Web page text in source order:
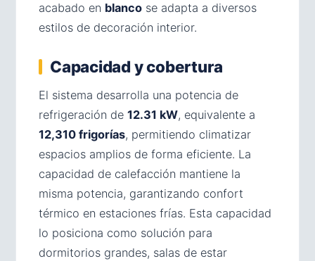
acabado en blanco se adapta a diversos
estilos de decoración interior.
Capacidad y cobertura
El sistema desarrolla una potencia de
refrigeración de 12.31 kW, equivalente a
12,310 frigorías, permitiendo climatizar
espacios amplios de forma eficiente. La
capacidad de calefacción mantiene la
misma potencia, garantizando confort
térmico en estaciones frías. Esta capacidad
lo posiciona como solución para
dormitorios grandes, salas de estar